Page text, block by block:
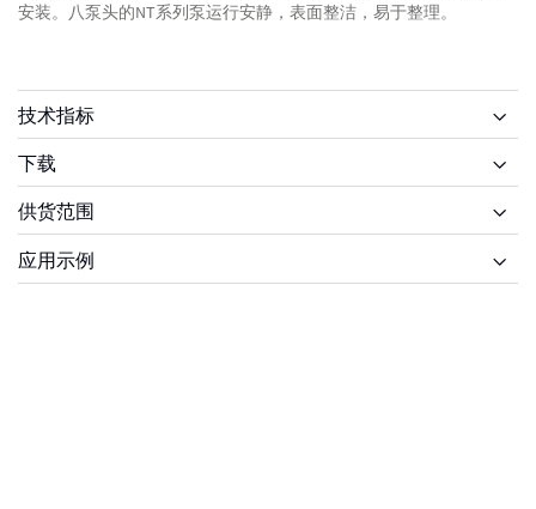
安装。八泵头的NT系列泵运行安静，表面整洁，易于整理。
技术指标
下载
供货范围
应用示例